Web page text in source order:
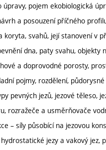
pojem ekobiologická
a posouzení příčného
svahů, její stanovení v
dna, paty svahu, objekty
a doprovodné porosty,
pojmy, rozdělení,
pevných jezů, jezové těleso,
rozražeče a usměrňovače
– síly působící na jezovou
jezy a vakový jez,